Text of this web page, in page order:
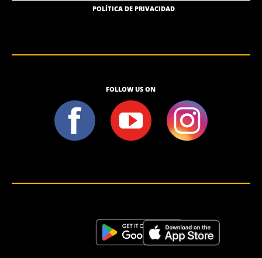
POLÍTICA DE PRIVACIDAD
FOLLOW US ON